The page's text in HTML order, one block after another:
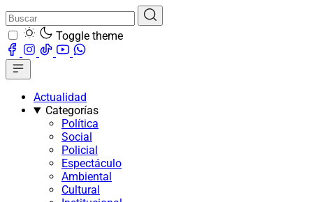
Toggle theme
Actualidad
Categorías
Política
Social
Policial
Espectáculo
Ambiental
Cultural